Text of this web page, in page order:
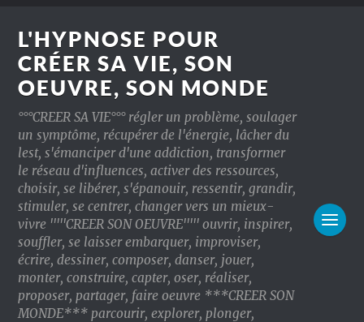
L'HYPNOSE POUR
CRÉER SA VIE, SON
OEUVRE, SON MONDE
°°°CREER SA VIE°°° régler un problème, soulager
un symptôme, récupérer de l'énergie, lâcher du
lest, s'émanciper d'une addiction, transformer
le réseau d'influences, activer des ressources,
choisir, se libérer, s'épanouir, ressentir, grandir,
stimuler, se centrer, changer vers un mieux-
vivre '''''CREER SON OEUVRE''''' ouvrir, inspirer,
souffler, se laisser embarquer, improviser,
écrire, dessiner, composer, danser, jouer,
monter, construire, capter, oser, réaliser,
proposer, partager, faire oeuvre ***CREER SON
MONDE*** parcourir, explorer, plonger,